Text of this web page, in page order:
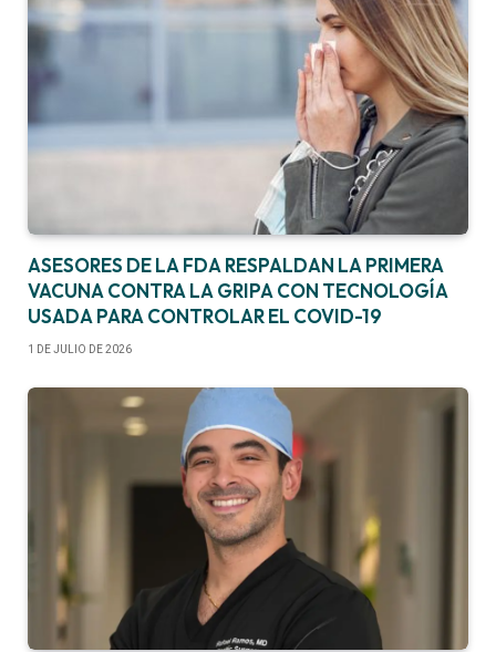
ASESORES DE LA FDA RESPALDAN LA PRIMERA
VACUNA CONTRA LA GRIPA CON TECNOLOGÍA
USADA PARA CONTROLAR EL COVID-19
1 DE JULIO DE 2026